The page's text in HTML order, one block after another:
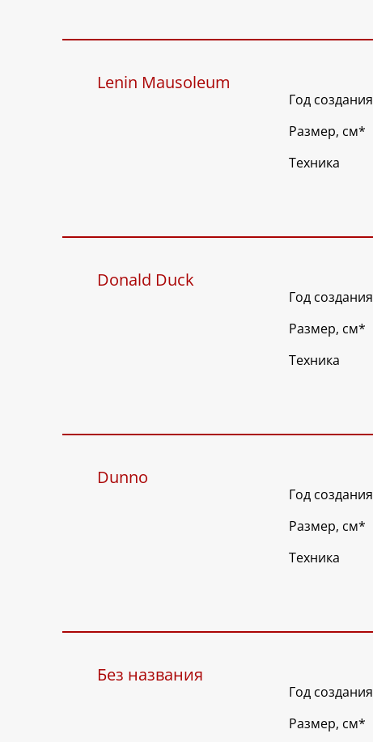
Lenin Mausoleum
Год создания
Размер, см*
Техника
Donald Duck
Год создания
Размер, см*
Техника
Dunno
Год создания
Размер, см*
Техника
Без названия
Год создания
Размер, см*